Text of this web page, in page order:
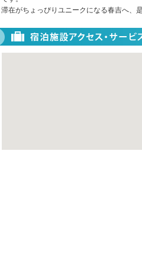
滞在がちょっぴりユニークになる春吉へ、